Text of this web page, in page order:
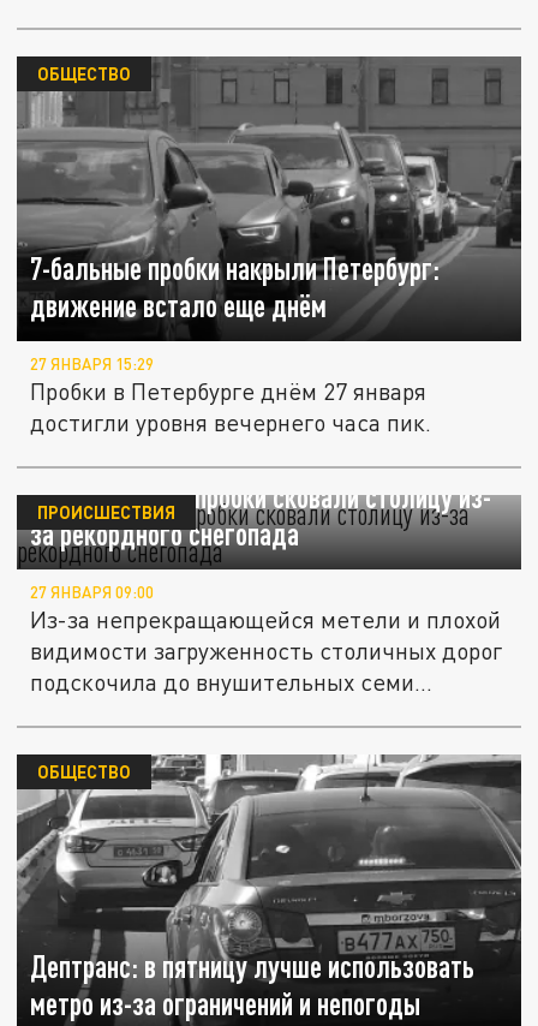
7-бальные пробки накрыли Петербург:
движение встало еще днём
ОБЩЕСТВО
27 ЯНВАРЯ 15:29
Пробки в Петербурге днём 27 января
достигли уровня вечернего часа пик.
Семибалльные пробки сковали столицу из-
за рекордного снегопада
ПРОИСШЕСТВИЯ
27 ЯНВАРЯ 09:00
Из-за непрекращающейся метели и плохой
видимости загруженность столичных дорог
подскочила до внушительных семи...
Дептранс: в пятницу лучше использовать
метро из-за ограничений и непогоды
ОБЩЕСТВО